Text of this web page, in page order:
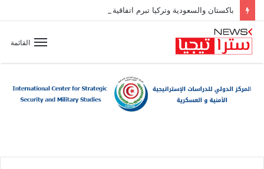
باكستان والسعودية وتركيا تبرم اتفاقية دفاع مشترك
القائمة